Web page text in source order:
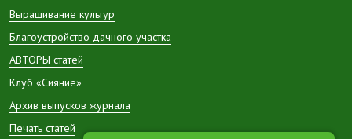
Выращивание культур
Благоустройство дачного участка
АВТОРЫ статей
Клуб «Сияние»
Архив выпусков журнала
Печать статей